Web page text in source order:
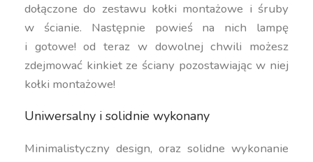
dołączone do zestawu kołki montażowe i śruby
w ścianie. Następnie powieś na nich lampę
i gotowe! od teraz w dowolnej chwili możesz
zdejmować kinkiet ze ściany pozostawiając w niej
kołki montażowe!
Uniwersalny i solidnie wykonany
Minimalistyczny design, oraz solidne wykonanie